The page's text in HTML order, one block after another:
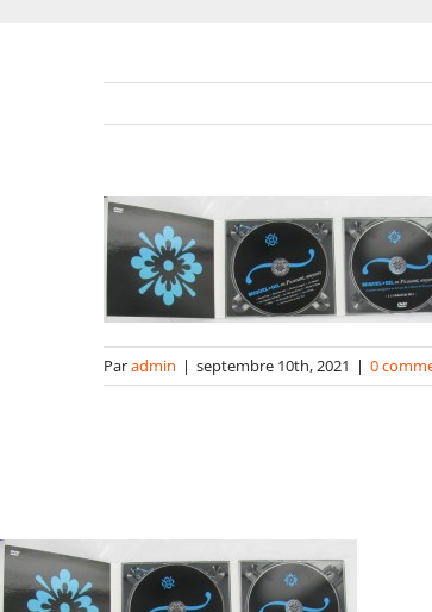
Paradmin | septembre 10th, 2021 | 0